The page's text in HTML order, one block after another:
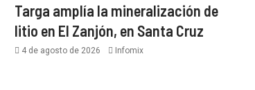
Targa amplía la mineralización de
litio en El Zanjón, en Santa Cruz
4 de agosto de 2026 Infomix